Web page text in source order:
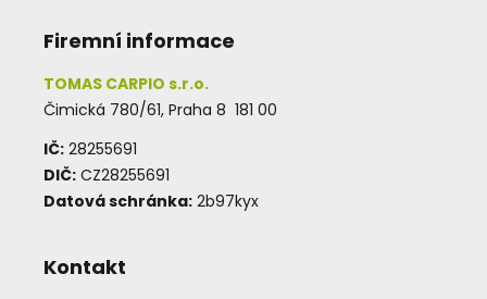
Firemní informace
TOMAS CARPIO s.r.o.
Čimická 780/61, Praha 8 181 00
IČ: 28255691
DIČ: CZ28255691
Datová schránka: 2b97kyx
Kontakt